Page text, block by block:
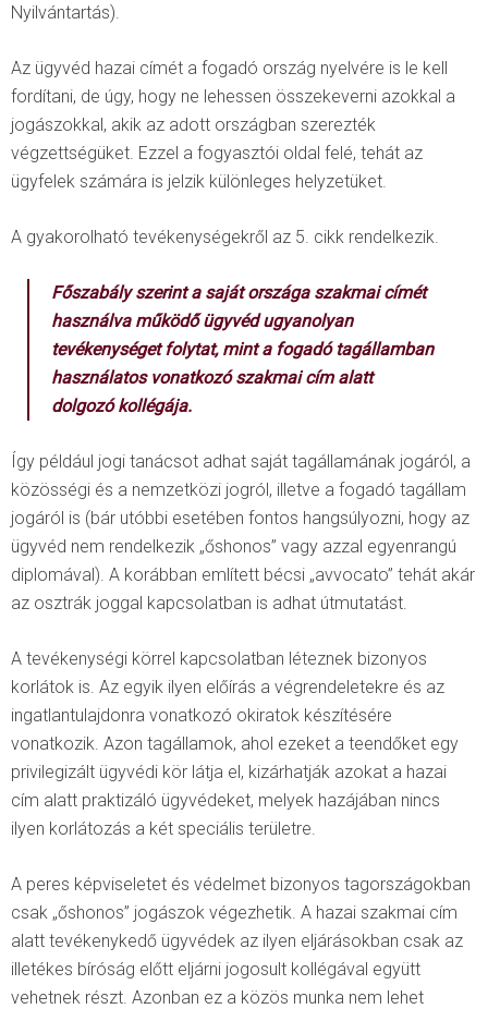
Nyilvántartás).
Az ügyvéd hazai címét a fogadó ország nyelvére is le kell
fordítani, de úgy, hogy ne lehessen összekeverni azokkal a
jogászokkal, akik az adott országban szerezték
végzettségüket. Ezzel a fogyasztói oldal felé, tehát az
ügyfelek számára is jelzik különleges helyzetüket.
A gyakorolható tevékenységekről az 5. cikk rendelkezik.
Főszabály szerint a saját országa szakmai címét
használva működő ügyvéd ugyanolyan
tevékenységet folytat, mint a fogadó tagállamban
használatos vonatkozó szakmai cím alatt
dolgozó kollégája.
Így például jogi tanácsot adhat saját tagállamának jogáról, a
közösségi és a nemzetközi jogról, illetve a fogadó tagállam
jogáról is (bár utóbbi esetében fontos hangsúlyozni, hogy az
ügyvéd nem rendelkezik „őshonos” vagy azzal egyenrangú
diplomával). A korábban említett bécsi „avvocato” tehát akár
az osztrák joggal kapcsolatban is adhat útmutatást.
A tevékenységi körrel kapcsolatban léteznek bizonyos
korlátok is. Az egyik ilyen előírás a végrendeletekre és az
ingatlantulajdonra vonatkozó okiratok készítésére
vonatkozik. Azon tagállamok, ahol ezeket a teendőket egy
privilegizált ügyvédi kör látja el, kizárhatják azokat a hazai
cím alatt praktizáló ügyvédeket, melyek hazájában nincs
ilyen korlátozás a két speciális területre.
A peres képviseletet és védelmet bizonyos tagországokban
csak „őshonos” jogászok végezhetik. A hazai szakmai cím
alatt tevékenykedő ügyvédek az ilyen eljárásokban csak az
illetékes bíróság előtt eljárni jogosult kollégával együtt
vehetnek részt. Azonban ez a közös munka nem lehet